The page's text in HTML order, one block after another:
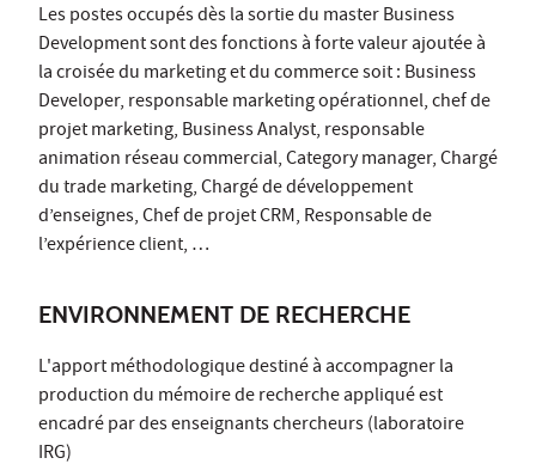
Les postes occupés dès la sortie du master Business
Development sont des fonctions à forte valeur ajoutée à
la croisée du marketing et du commerce soit : Business
Developer, responsable marketing opérationnel, chef de
projet marketing, Business Analyst, responsable
animation réseau commercial, Category manager, Chargé
du trade marketing, Chargé de développement
d’enseignes, Chef de projet CRM, Responsable de
l’expérience client, …
ENVIRONNEMENT DE RECHERCHE
L'apport méthodologique destiné à accompagner la
production du mémoire de recherche appliqué est
encadré par des enseignants chercheurs (laboratoire
IRG)